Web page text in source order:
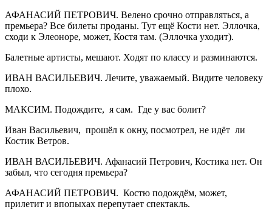
АФАНАСИЙ ПЕТРОВИЧ. Велено срочно отправляться, а
премьера? Все билеты проданы. Тут ещё Кости нет. Эллочка,
сходи к Элеоноре, может, Костя там. (Эллочка уходит).
Балетные артисты, мешают. Ходят по классу и разминаются.
ИВАН ВАСИЛЬЕВИЧ. Лечите, уважаемый. Видите человеку
плохо.
МАКСИМ. Подождите, я сам. Где у вас болит?
Иван Васильевич, прошёл к окну, посмотрел, не идёт ли
Костик Ветров.
ИВАН ВАСИЛЬЕВИЧ. Афанасий Петрович, Костика нет. Он
забыл, что сегодня премьера?
АФАНАСИЙ ПЕТРОВИЧ. Костю подождём, может,
прилетит и впопыхах перепутает спектакль.